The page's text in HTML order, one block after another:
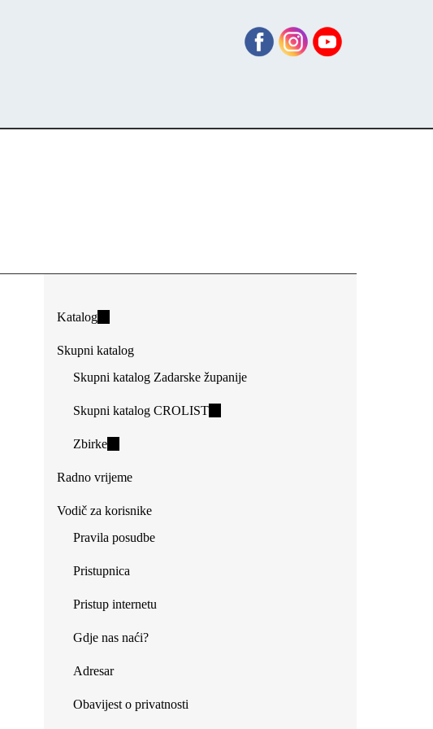
Katalog(link
external)
Skupni katalog
Skupni katalog Zadarske županije
Skupni katalog CROLIST(link
Zbirke(link
external)
Radno vrijeme
Vodič za korisnike
Pravila posudbe
Pristupnica
Pristup internetu
Gdje nas naći?
Adresar
Obavijest o privatnosti